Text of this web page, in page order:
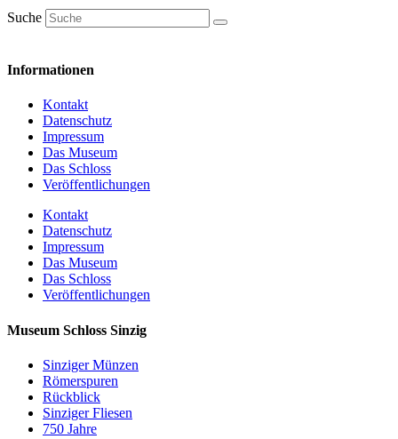
Suche
Informationen
Kontakt
Datenschutz
Impressum
Das Museum
Das Schloss
Veröffentlichungen
Kontakt
Datenschutz
Impressum
Das Museum
Das Schloss
Veröffentlichungen
Museum Schloss Sinzig
Sinziger Münzen
Römerspuren
Rückblick
Sinziger Fliesen
750 Jahre